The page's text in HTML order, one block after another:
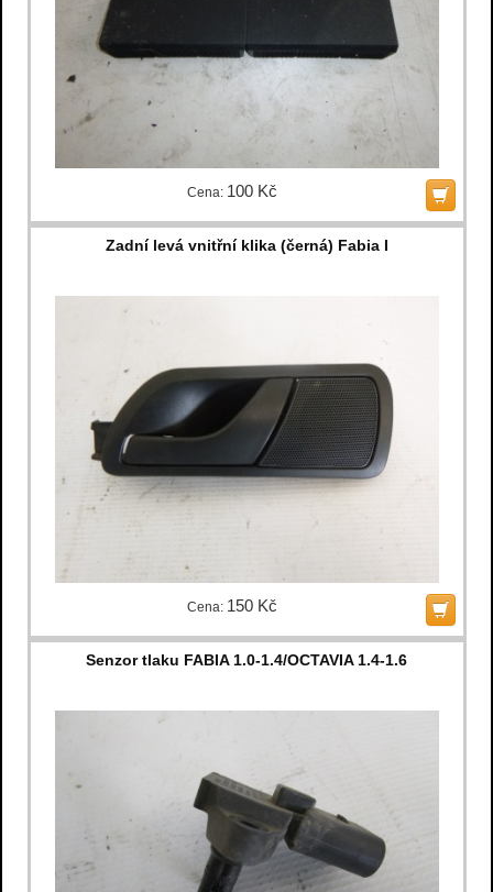
Cena: 100 Kč
Zadní levá vnitřní klika (černá) Fabia I
Cena: 150 Kč
Senzor tlaku FABIA 1.0-1.4/OCTAVIA 1.4-1.6